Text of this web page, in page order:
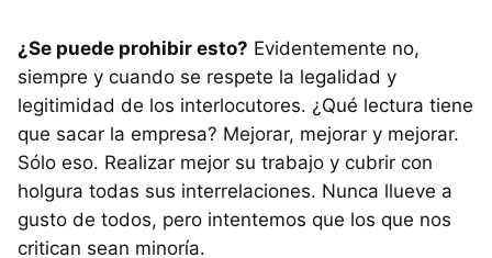
¿Se puede prohibir esto? Evidentemente no,
siempre y cuando se respete la legalidad y
legitimidad de los interlocutores. ¿Qué lectura tiene
que sacar la empresa? Mejorar, mejorar y mejorar.
Sólo eso. Realizar mejor su trabajo y cubrir con
holgura todas sus interrelaciones. Nunca llueve a
gusto de todos, pero intentemos que los que nos
critican sean minoría.